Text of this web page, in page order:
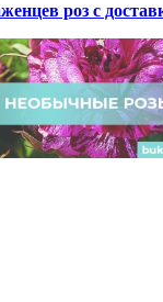
роз с